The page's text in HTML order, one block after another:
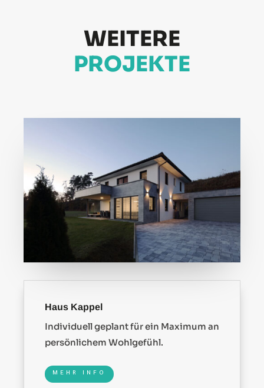
WEITERE
PROJEKTE
Haus Kappel
Individuell geplant für ein Maximum an
persönlichem Wohlgefühl.
MEHR INFO